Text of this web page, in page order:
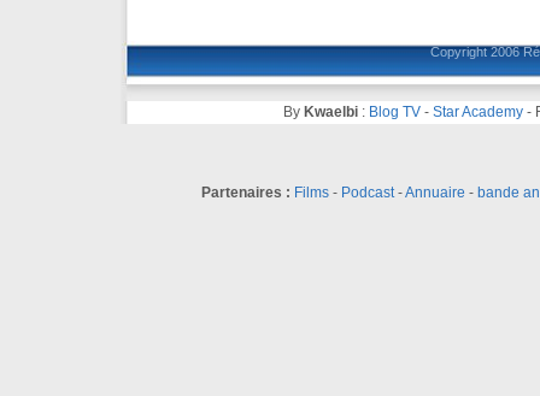
Copyright 2006
By Kwaelbi: Blog TV- Star Academy-
Partenaires : Films- Podcast-Annuaire - bande